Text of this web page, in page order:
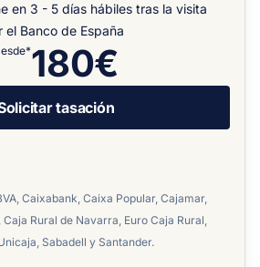
en 3 - 5 días hábiles tras la visita
el Banco de España
180€
tasación
Caixabank, Caixa Popular, Cajamar,
Rural de Navarra, Euro Caja Rural,
Sabadell y Santander.